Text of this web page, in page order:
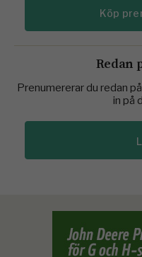
Köp
Redan
Prenumererar du redan
in på